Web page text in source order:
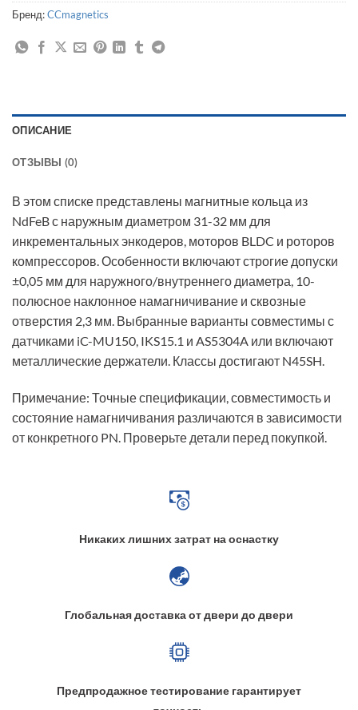
Бренд:CCmagnetics
ОПИСАНИЕ
ОТЗЫВЫ (0)
В этом списке представлены магнитные кольца из
NdFeB с наружным диаметром 31-32 мм для
инкрементальных энкодеров, моторов BLDC и роторов
компрессоров. Особенности включают строгие допуски
±0,05 мм для наружного/внутреннего диаметра, 10-
полюсное наклонное намагничивание и сквозные
отверстия 2,3 мм. Выбранные варианты совместимы с
датчиками iC-MU150, IKS15.1 и AS5304A или включают
металлические держатели. Классы достигают N45SH.
Примечание: Точные спецификации, совместимость и
состояние намагничивания различаются в зависимости
от конкретного PN. Проверьте детали перед покупкой.
Никаких лишних затрат на оснастку
Глобальная доставка от двери до двери
Предпродажное тестирование гарантирует